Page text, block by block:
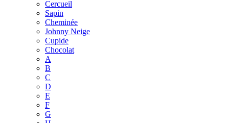
Cercueil
Sapin
Cheminée
Johnny Neige
Cupide
Chocolat
A
B
C
D
E
F
G